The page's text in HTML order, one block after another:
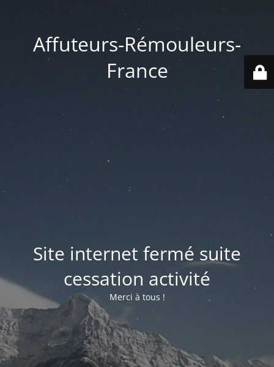
Affuteurs-Rémouleurs-
France
Site internet fermé suite
cessation activité
Merci à tous !